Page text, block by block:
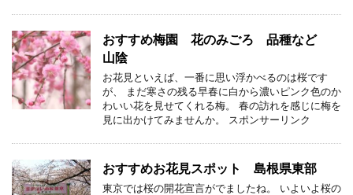
おすすめ梅園 花のみごろ 品種など
山陰
お花見といえば、一番に思い浮かべるのは桜です
が、 まだ寒さの残る早春に白から濃いピンク色のか
わいい花を見せてくれる梅。 春の訪れを感じに梅を
見に出かけてみませんか。 スポンサーリンク
おすすめお花見スポット 島根県東部
東京では桜の開花宣言がでましたね。 いよいよ桜の